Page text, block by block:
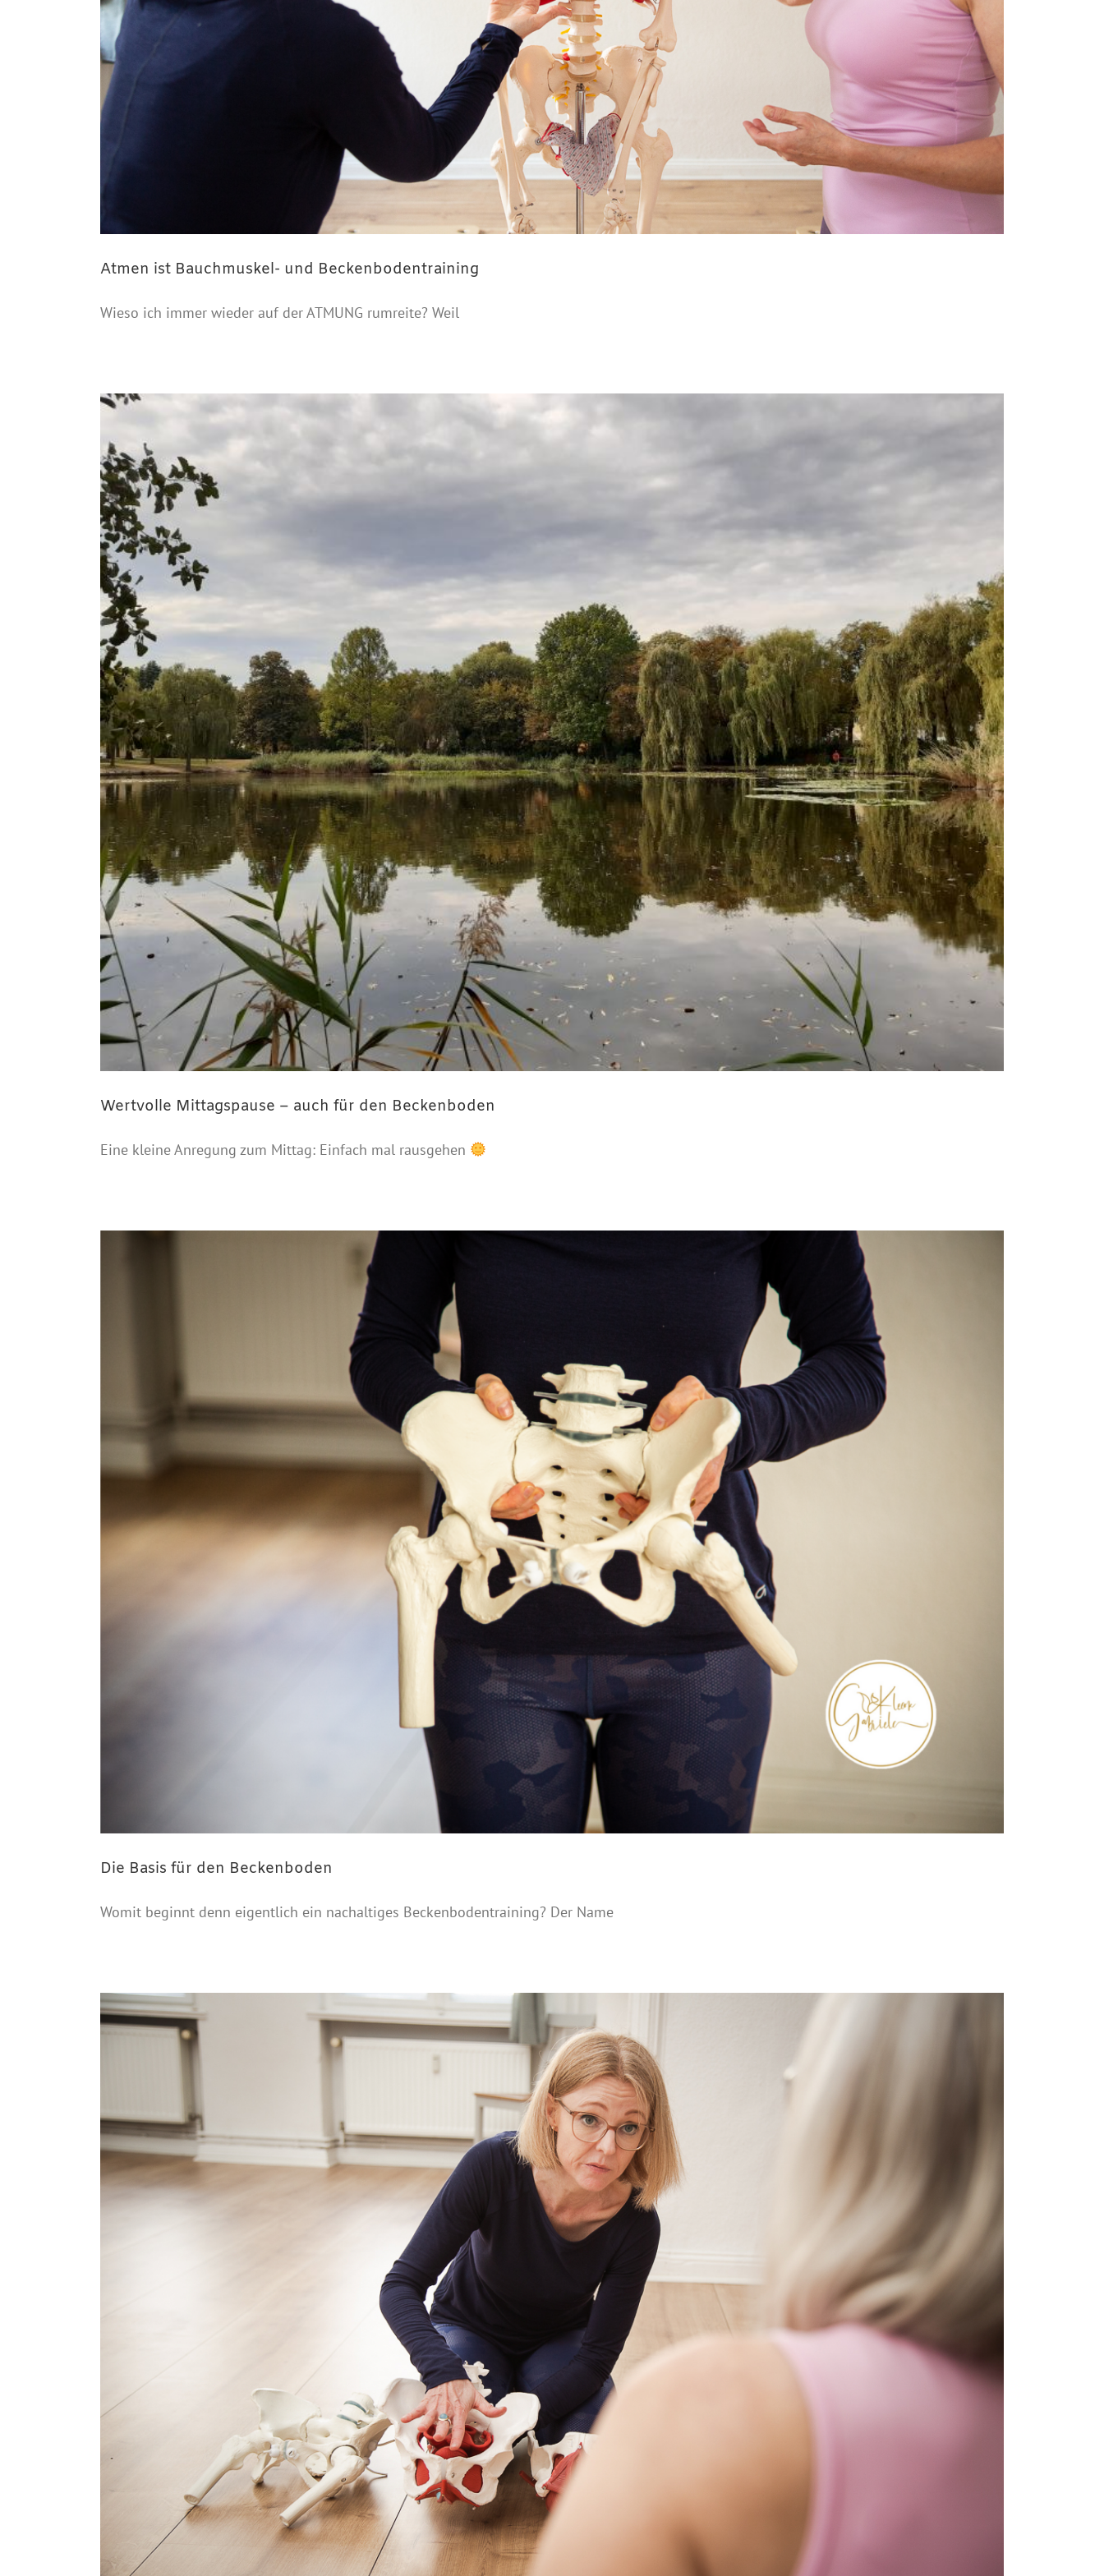
Atmen ist Bauchmuskel- und Beckenbodentraining
Wieso ich immer wieder auf der ATMUNG rumreite? Weil
Wertvolle Mittagspause – auch für den Beckenboden
Eine kleine Anregung zum Mittag: Einfach mal rausgehen
Die Basis für den Beckenboden
Womit beginnt denn eigentlich ein nachaltiges Beckenbodentraining? Der Name